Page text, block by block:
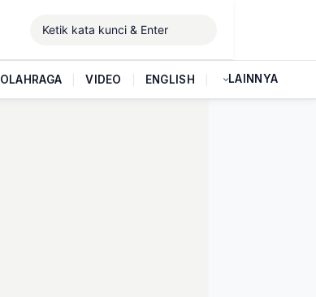
OLAHRAGA VIDEO ENGLISH LAINNYA